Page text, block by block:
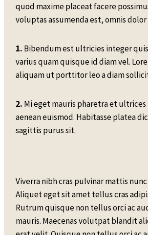
quod maxime placeat facere
voluptas assumenda est, omnis
1. Bibendum est ultricies integer
varius quam quisque id diam vel.
aliquam ut porttitor leo a diam
2. Mi eget mauris pharetra et
aenean euismod. Habitasse platea
sagittis purus sit.
Viverra nibh cras pulvinar mattis
Aliquet eget sit amet tellus cras
Rutrum quisque non tellus orci ac
mauris. Maecenas volutpat blandit